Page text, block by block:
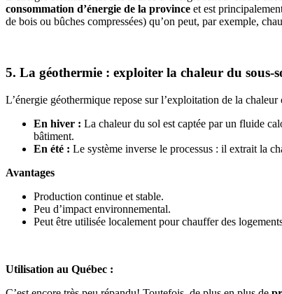
consommation d’énergie de la province et est
de bois ou bûches compressées) qu’on peut, par exemple,
5. La géothermie : exploiter la chaleur du sous-
L’énergie géothermique repose sur l’exploitation de la chaleur
En hiver : La chaleur du sol est captée par un fluide
bâtiment.
En été : Le système inverse le processus : il extrait la
Avantages
Production continue et stable.
Peu d’impact environnemental.
Peut être utilisée localement pour chauffer des
Utilisation au Québec :